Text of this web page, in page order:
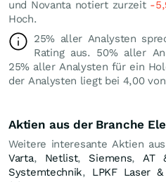
und Novanta notiert zurzeit -
Hoch.
25% aller Analysten
Rating aus. 50% aller
25% aller Analysten für ein
der Analysten liegt bei 4,00
Aktien aus der Branche
Weitere interesante Aktien
Varta, Netlist, Siemens,AT
Systemtechnik, LPKF Laser